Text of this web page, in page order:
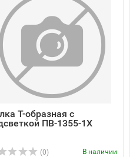
Т-образная с
ПВ-1355-1Х
(0) В наличии